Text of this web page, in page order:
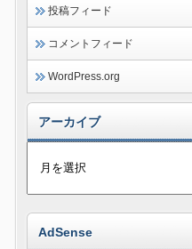
投稿フィード
コメントフィード
WordPress.org
アーカイブ
AdSense